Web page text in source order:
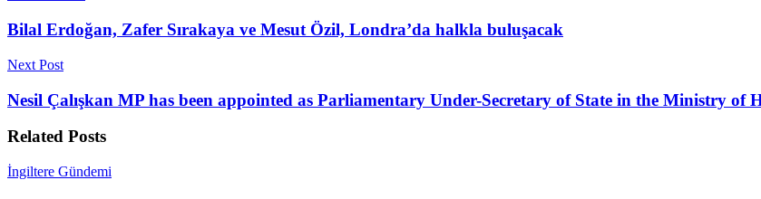
Bilal Erdoğan, Zafer Sırakaya ve Mesut Özil, Londra’da halkla buluşacak
Next Post
Nesil Çalışkan MP has been appointed as Parliamentary Under-Secretary of State in the Ministry
Related Posts
İngiltere Gündemi